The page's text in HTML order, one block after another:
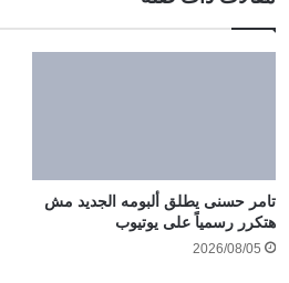
تامر حسنى يطلق ألبومه الجديد مش
هتكرر رسمياً على يوتيوب
2026/08/05